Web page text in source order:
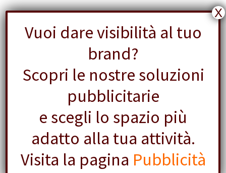
MONTI
Casa dei Cavalieri di Rodi
Casino Guidi
Fontana di Via del Cardello
Foro di Augusto
Foro di Nerva
Vuoi dare visibilità al tuo
brand?
Scopri le nostre soluzioni
pubblicitarie
e scegli lo spazio più
adatto alla tua attività.
Visita la pagina Pubblicità
X